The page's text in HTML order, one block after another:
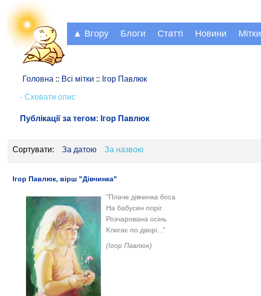
▲ Вгору Блоги Статті Новини Мітки
Головна :: Всі мітки :: Ігор Павлюк
- Сховати опис
Публікації за тегом: Ігор Павлюк
Сортувати: За датою За назвою
Ігор Павлюк, вірш "Дівчинка"
"Плаче дівчинка боса
На бабусин поріг.
Розчарована осінь
Клигає по дворі..."
(Ігор Павлюк)